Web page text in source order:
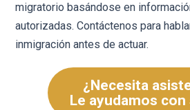
migratorio basándose en
autorizadas. Contáctenos para
inmigración antes de actuar.
¿Necesita
Le ayudamos con